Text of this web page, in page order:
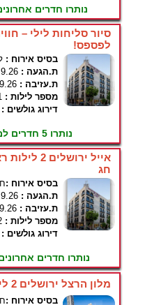
נותרו חדרים
סיור סליחות לילי –
לפספס!
בסיס אירוח :
ת.הגעה : 10.9.26, יום חמישי
ת.עזיבה : 11.9.26, יום שישי
מספר לילות : 1 לילות
דירוג גולשים :
נותרו 5 חדרים למבצע זה !
אייל
חג
בסיס אירוח :
ת.הגעה : 11.9.26, יום שישי
ת.עזיבה : 13.9.26, יום ראשון
מספר לילות : 2 לילות
דירוג גולשים :
נותרו חדרים
מלון הרצל ירושלים 2 לילות ראש השנה
בסיס אירוח :